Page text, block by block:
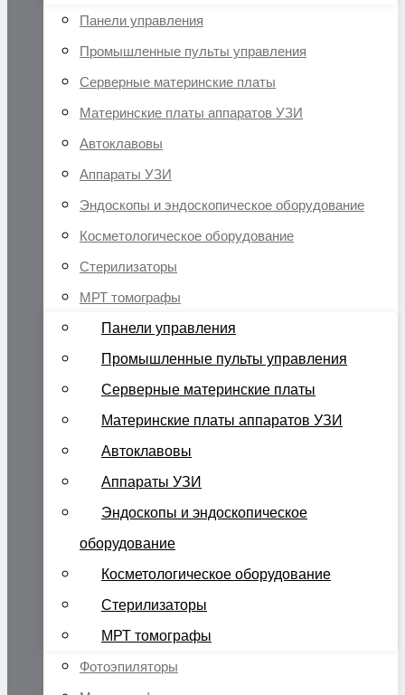
Панели управления
Промышленные пульты управления
Серверные материнские платы
Материнские платы аппаратов УЗИ
Автоклавовы
Аппараты УЗИ
Эндоскопы и эндоскопическое оборудование
Косметологическое оборудование
Стерилизаторы
МРТ томографы
Панели управления
Промышленные пульты управления
Серверные материнские платы
Материнские платы аппаратов УЗИ
Автоклавовы
Аппараты УЗИ
Эндоскопы и эндоскопическое
оборудование
Косметологическое оборудование
Стерилизаторы
МРТ томографы
Фотоэпиляторы